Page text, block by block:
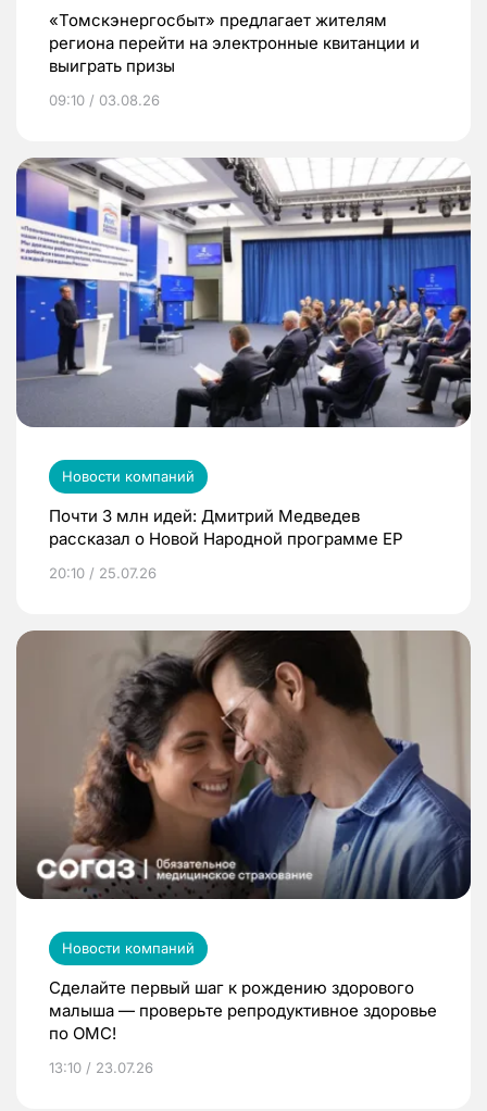
«Томскэнергосбыт» предлагает жителям
региона перейти на электронные квитанции и
выиграть призы
09:10 / 03.08.26
Новости компаний
Почти 3 млн идей: Дмитрий Медведев
рассказал о Новой Народной программе ЕР
20:10 / 25.07.26
Новости компаний
Сделайте первый шаг к рождению здорового
малыша — проверьте репродуктивное здоровье
по ОМС!
13:10 / 23.07.26